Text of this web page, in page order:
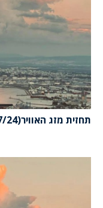
תחזית מזג האוויר(10/07/24): חם מהרגיל עד שרבי